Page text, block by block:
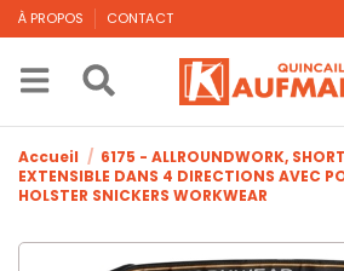
À PROPOS CONTACT
Accueil
6175 - ALLROUNDWORK,
EXTENSIBLE DANS 4 DIRECTIONS AVEC
HOLSTER SNICKERS WORKWEAR